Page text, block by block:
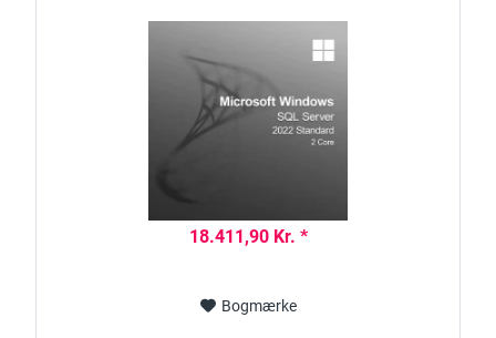
18.411,90 Kr. *
Bogmærke